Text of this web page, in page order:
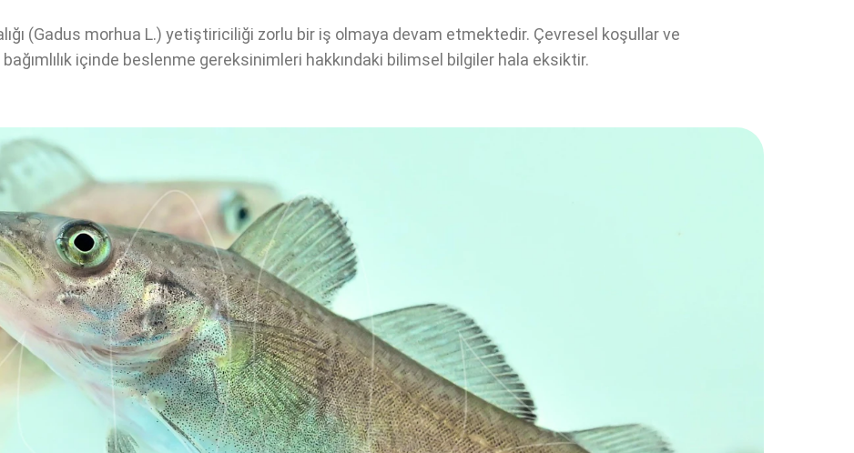
(Gadus morhua L.) yetiştiriciliği zorlu bir iş olmaya devam etmektedir. Çevresel koşullar ve
bağımlılık içinde beslenme gereksinimleri hakkındaki bilimsel bilgiler hala eksiktir.